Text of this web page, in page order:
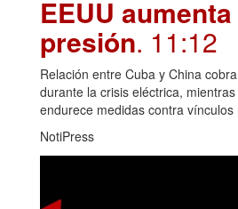
EEUU
presión. 11:12
Relación entre Cuba y China
durante la crisis eléctrica,
endurece medidas contra
NotiPress